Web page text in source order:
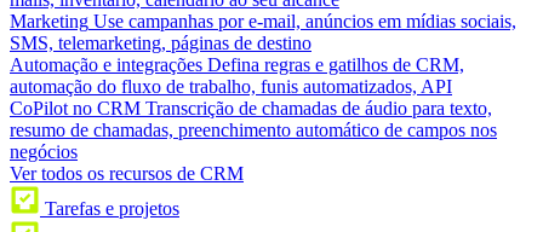
Marketing Use campanhas por e-mail, anúncios em mídias sociais,
SMS, telemarketing, páginas de destino
Automação e integrações Defina regras e gatilhos de CRM,
automação do fluxo de trabalho, funis automatizados, API
CoPilot no CRM Transcrição de chamadas de áudio para texto,
resumo de chamadas, preenchimento automático de campos nos
negócios
Ver todos os recursos de CRM
Tarefas e projetos